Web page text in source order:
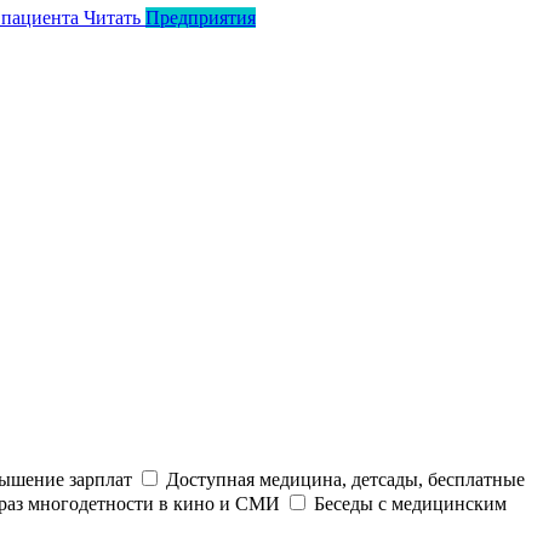
Читать Предприятия
зарплат
Доступная медицина, детсады, бесплатные
многодетности в кино и СМИ
Беседы с медицинским